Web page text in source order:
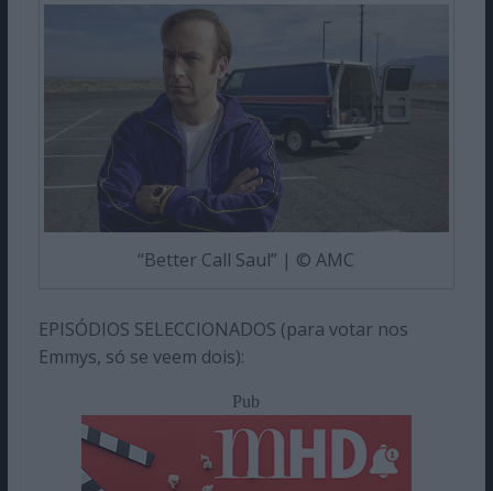
“Better Call Saul” | © AMC
EPISÓDIOS SELECCIONADOS (para votar nos
Emmys, só se veem dois):
Pub